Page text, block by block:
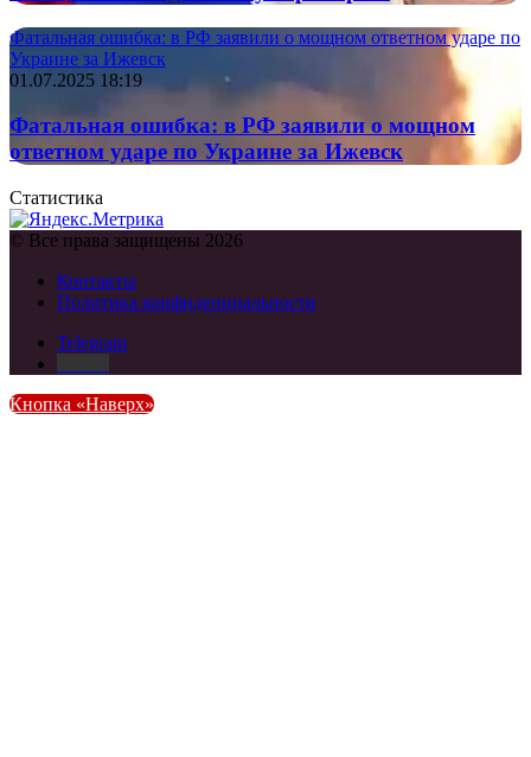
Фатальная ошибка: в РФ заявили о мощном ответном ударе по
Украине за Ижевск
01.07.2025 18:19
Фатальная ошибка: в РФ заявили о мощном
ответном ударе по Украине за Ижевск
Статистика
© Все права защищены 2026
Контакты
Политика конфиденциальности
Telegram
Кнопка «Наверх»